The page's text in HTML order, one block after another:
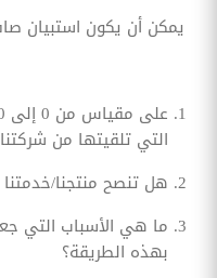
يمكن أن يكون استبيان
التي تلقيتها من
هل تنصح منتجنا/
ما هي الأسباب التي
بهذه الطريقة؟